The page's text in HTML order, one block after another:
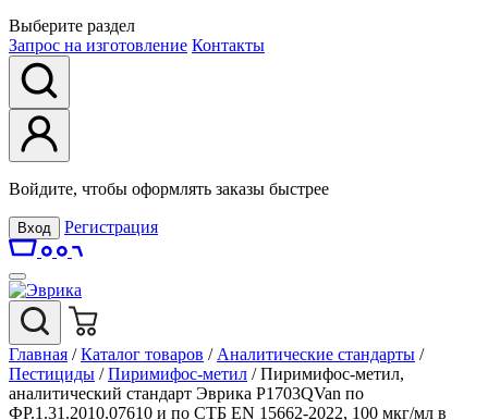
Выберите раздел
Запрос на изготовление Контакты
Войдите, чтобы оформлять заказы быстрее
Вход Регистрация
Главная / Каталог товаров / Аналитические стандарты /
Пестициды / Пиримифос-метил / Пиримифос-метил,
аналитический стандарт Эврика P1703QVan по
ФР.1.31.2010.07610 и по СТБ EN 15662-2022, 100 мкг/мл в